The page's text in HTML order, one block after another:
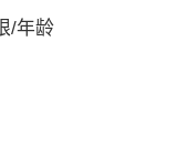
/年龄